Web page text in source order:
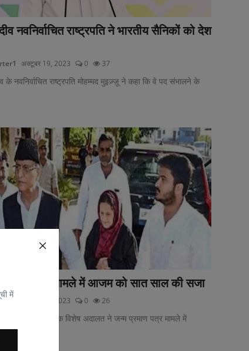
में
नवनिर्वाचित राष्ट्रपति ने भारतीय सैनिकों को देश
अक्टूबर 19, 2023 0 37
के नवनिर्वाचित राष्ट्रपति मोहम्मद मुइज़्ज़ू ने कहा कि वे पद संभालने के
प्रमाण पत्र मामले में आजम को सात साल की सजा
अक्टूबर 18, 2023 0 26
प्रदेश में रामपुर की एक विशेष अदालत ने जन्म प्रमाण पत्र मामले में